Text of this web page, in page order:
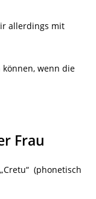
allerdings mit
wenn die
Frau
(phonetisch